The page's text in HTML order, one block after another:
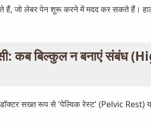
हैं, जो लेबर पेन शुरू करने में मदद कर सकते हैं।
कब बिल्कुल न बनाएं संबंध
सख्त रूप से 'पेल्विक रेस्ट' (Pelvic Rest)